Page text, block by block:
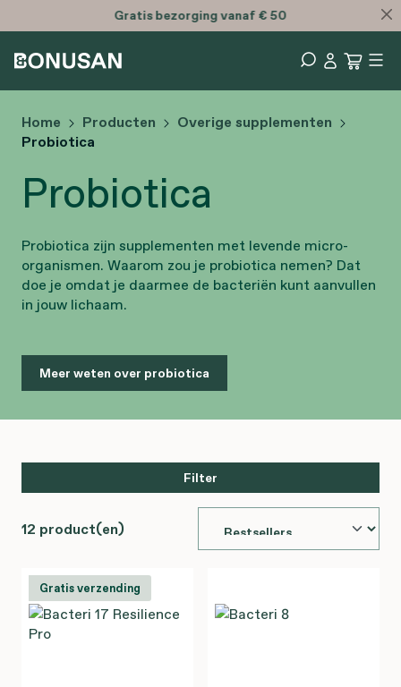
Gratisbezorging vanaf € 50
Home Producten
Overige supplementen
Probiotica
Probiotica
Probiotica zijn supplementen met levende micro-
organismen. Waarom zou je probiotica nemen? Dat
doe je omdat je daarmee de bacteriën kunt aanvullen
in jouw lichaam.
Meer weten over probiotica
Filter
12 product(en)
Gratis verzending